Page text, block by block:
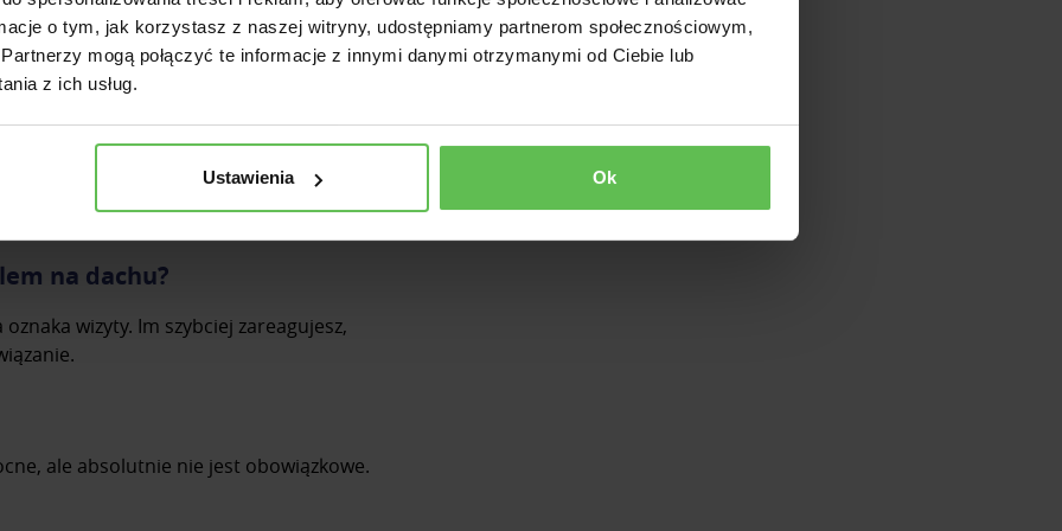
o tym, jak korzystasz z naszej witryny, udostępniamy partnerom społecznościowym,
mogą połączyć te informacje z innymi danymi otrzymanymi od Ciebie lub
z ich usług.
Ustawienia Ok
odpowiadamy naszym
ustalimy razem ‒ spokojnie i bez pośpiechu.
na dachu?
wizyty. Im szybciej zareagujesz,
ale absolutnie nie jest obowiązkowe.